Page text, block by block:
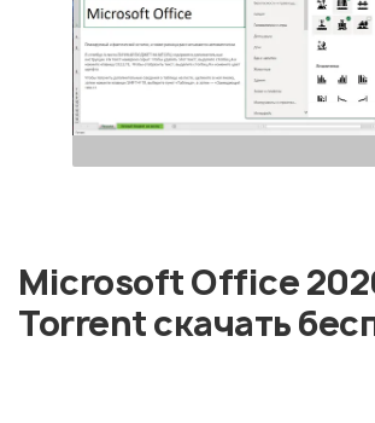
Microsoft Office
Torrent скачать